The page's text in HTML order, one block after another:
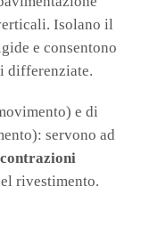
Isolano il
e consentono
differenziate.
e di
servono ad
rivestimento.